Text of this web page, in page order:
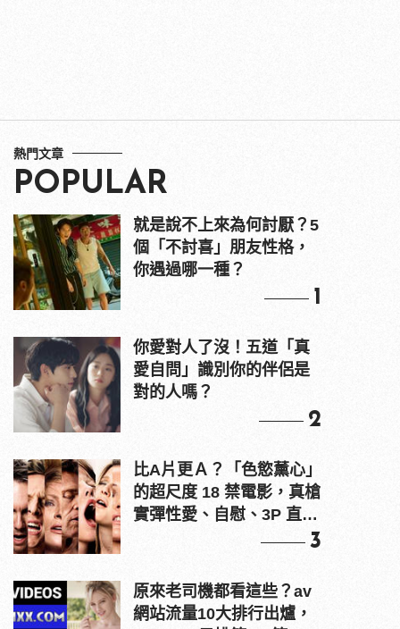
熱門文章
POPULAR
就是說不上來為何討厭？5
個「不討喜」朋友性格，
你遇過哪一種？
1
你愛對人了沒！五道「真
愛自問」識別你的伴侶是
對的人嗎？
2
比A片更Ａ？「色慾薰心」
的超尺度 18 禁電影，真槍
實彈性愛、自慰、3P 直接
3
原來老司機都看這些？av
網站流量10大排行出爐，